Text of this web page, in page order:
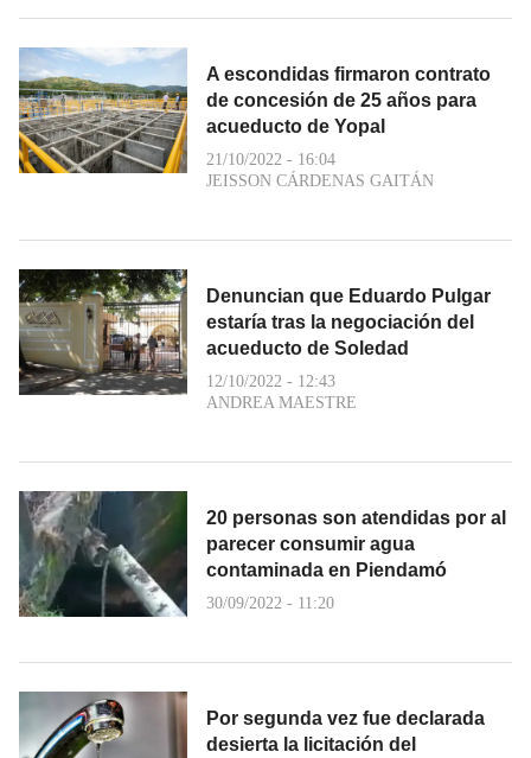
A escondidas firmaron contrato
de concesión de 25 años para
acueducto de Yopal
21/10/2022 - 16:04
JEISSON CÁRDENAS GAITÁN
Denuncian que Eduardo Pulgar
estaría tras la negociación del
acueducto de Soledad
12/10/2022 - 12:43
ANDREA MAESTRE
20 personas son atendidas por al
parecer consumir agua
contaminada en Piendamó
30/09/2022 - 11:20
Por segunda vez fue declarada
desierta la licitación del